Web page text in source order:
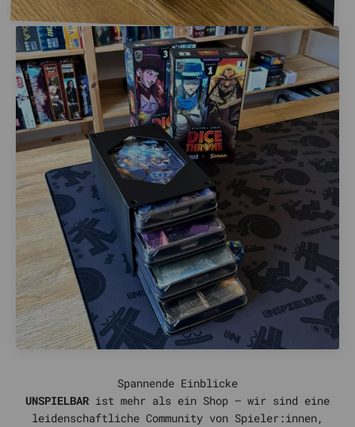
UNSPIELBAR ist mehr als ein Shop – wir sind eine
leidenschaftliche Community von Spieler:innen,